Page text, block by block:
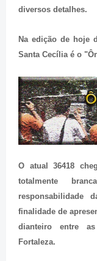
diversos detalhes.
Na edição de hoje
Santa Cecília é o
O atual 36418
totalmente
responsabilidade
finalidade de
dianteiro entre
Fortaleza.